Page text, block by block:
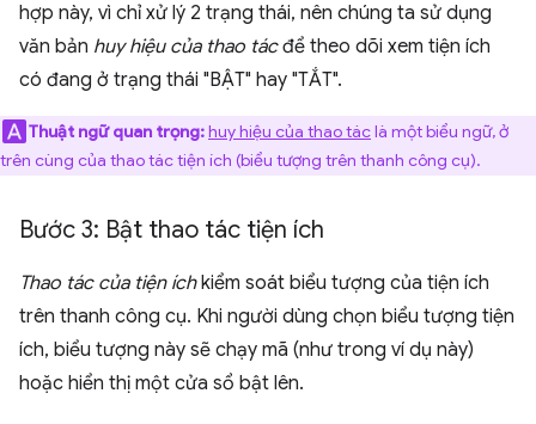
hợp này, vì chỉ xử lý 2 trạng thái, nên chúng ta sử dụng
văn bản huy hiệu của thao tácđể theo dõi xem tiện ích
có đang ở trạng thái "BẬT" hay "TẮT".
Thuật ngữ quan trọng:huy hiệu của thao táclà một biểu ngữ, ở
trên cùng của thao tác tiện ích (biểu tượng trên thanh công cụ).
Bước 3: Bật thao tác tiện ích
Thao tác của tiện íchkiểm soát biểu tượng của tiện ích
trên thanh công cụ. Khi người dùng chọn biểu tượng tiện
ích, biểu tượng này sẽ chạy mã (như trong ví dụ này)
hoặc hiển thị một cửa sổ bật lên.